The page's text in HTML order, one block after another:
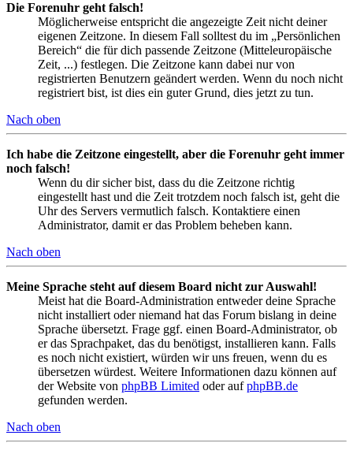
Die Forenuhr geht falsch!
Möglicherweise entspricht die angezeigte Zeit nicht deiner
eigenen Zeitzone. In diesem Fall solltest du im „Persönlichen
Bereich“ die für dich passende Zeitzone (Mitteleuropäische
Zeit, ...) festlegen. Die Zeitzone kann dabei nur von
registrierten Benutzern geändert werden. Wenn du noch nicht
registriert bist, ist dies ein guter Grund, dies jetzt zu tun.
Nach oben
Ich habe die Zeitzone eingestellt, aber die Forenuhr geht immer
noch falsch!
Wenn du dir sicher bist, dass du die Zeitzone richtig
eingestellt hast und die Zeit trotzdem noch falsch ist, geht die
Uhr des Servers vermutlich falsch. Kontaktiere einen
Administrator, damit er das Problem beheben kann.
Nach oben
Meine Sprache steht auf diesem Board nicht zur Auswahl!
Meist hat die Board-Administration entweder deine Sprache
nicht installiert oder niemand hat das Forum bislang in deine
Sprache übersetzt. Frage ggf. einen Board-Administrator, ob
er das Sprachpaket, das du benötigst, installieren kann. Falls
es noch nicht existiert, würden wir uns freuen, wenn du es
übersetzen würdest. Weitere Informationen dazu können auf
der Website von phpBB Limited oder aufphpBB.de
gefunden werden.
Nach oben